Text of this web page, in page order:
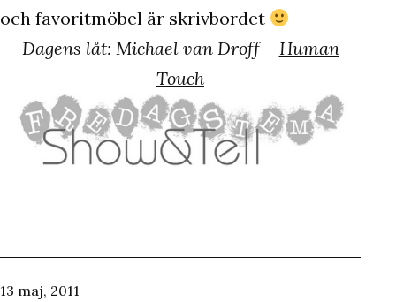
och favoritmöbel är skrivbordet
Dagens låt: Michael van Droff – Human
Touch
Publicerat
13 maj, 2011